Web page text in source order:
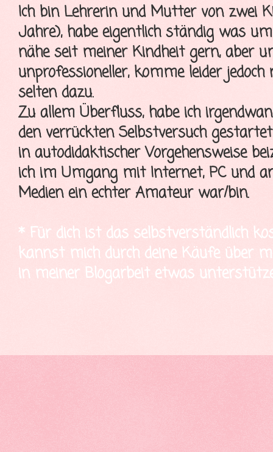
Ich bin Lehrerin und Mutter von zwei
Jahre), habe eigentlich ständig was
nähe seit meiner Kindheit gern, aber
unprofessioneller, komme leider
selten dazu.
Zu allem Überfluss, habe ich
den verrückten Selbstversuch
in autodidaktischer Vorgehensweise
ich im Umgang mit Internet, PC und
Medien ein echter Amateur war/bin.
* Für dich ist das selbstverständlich
kannst mich durch deine Käufe über
in meiner Blogarbeit etwas